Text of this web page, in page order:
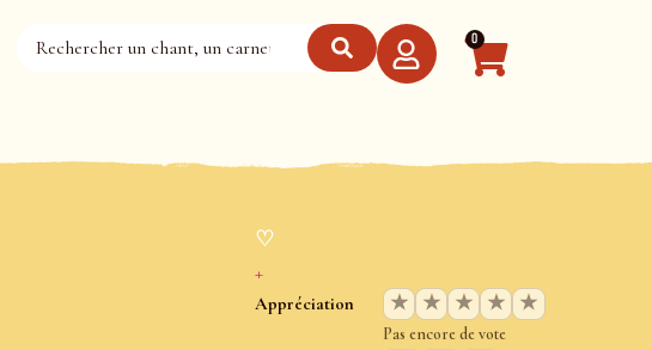
0
♡
+
Appréciation ★ ★ ★ ★ ★
Pas encore de vote